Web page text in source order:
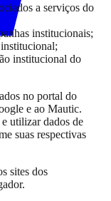
a serviços do
institucionais;
institucional do
no portal do
e ao Mautic.
utilizar dados de
suas respectivas
sites dos